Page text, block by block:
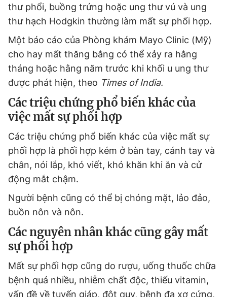
thư phổi, buồng trứng hoặc ung thư vú và ung
thư hạch Hodgkin thường làm mất sự phối hợp.
Một báo cáo của Phòng khám Mayo Clinic (Mỹ)
cho hay mất thăng bằng có thể xảy ra hằng
tháng hoặc hằng năm trước khi khối u ung thư
được phát hiện, theo Times of India.
Các triệu chứng phổ biến khác của
việc mất sự phối hợp
Các triệu chứng phổ biến khác của việc mất sự
phối hợp là phối hợp kém ở bàn tay, cánh tay và
chân, nói lắp, khó viết, khó khăn khi ăn và cử
động mắt chậm.
Người bệnh cũng có thể bị chóng mặt, lảo đảo,
buồn nôn và nôn.
Các nguyên nhân khác cũng gây mất
sự phối hợp
Mất sự phối hợp cũng do rượu, uống thuốc chữa
bệnh quá nhiều, nhiễm chất độc, thiếu vitamin,
vấn đề về tuyến giáp, đột quỵ, bệnh đa xơ cứng,